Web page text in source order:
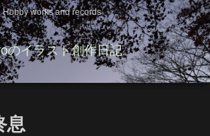
Hobby works and records
のイラスト創作日記
息